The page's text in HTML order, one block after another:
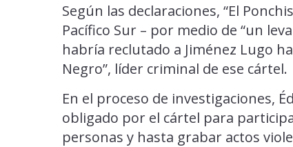
Según las declaraciones, “El
Pacífico Sur – por medio de “un
habría reclutado a Jiménez Lugo
Negro”, líder criminal de ese cártel.
En el proceso de investigaciones,
obligado por el cártel para
personas y hasta grabar actos